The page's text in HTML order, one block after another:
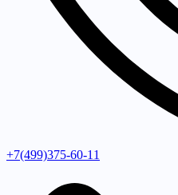
+7(499)375-60-11